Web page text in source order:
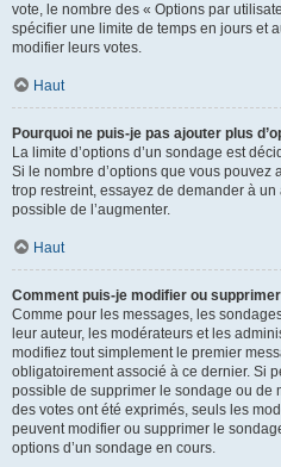
vote, le nombre des « Options par
spécifier une limite de temps en jours et
modifier leurs votes.
Haut
Pourquoi ne puis-je pas ajouter plus
La limite d’options d’un sondage est
Si le nombre d’options que vous pouvez
trop restreint, essayez de demander à un
possible de l’augmenter.
Haut
Comment puis-je modifier ou
Comme pour les messages, les
leur auteur, les modérateurs et les
modifiez tout simplement le premier
obligatoirement associé à ce dernier. Si
possible de supprimer le sondage ou de
des votes ont été exprimés, seuls les
peuvent modifier ou supprimer le
options d’un sondage en cours.